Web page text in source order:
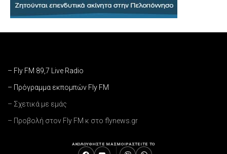
– Fly FM 89,7 Live Radio
– Πρόγραμμα εκπομπών Fly FM
– Σχετικά με εμάς
– Προβολή στον Fly FM κ στο flynews.gr
ΑΚΟΛΟΥΘΗΣΤΕ ΜΑΣΜΟΙΡΑΣΤΕΙΤΕ ΤΟ